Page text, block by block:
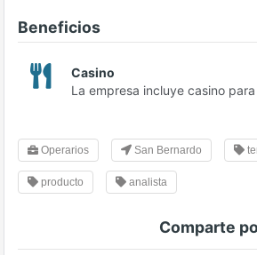
Beneficios
Casino
La empresa incluye casino
Operarios San Bernardo
producto analista
Comparte